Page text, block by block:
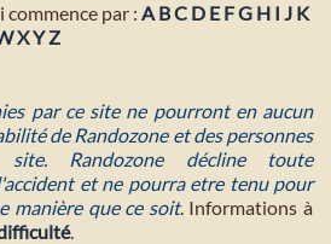
commence par : A BC D E FG H I J K
XYZ
par ce site ne pourront en aucun
de Randozone et des personnes
Randozone décline toute
et ne pourra etre tenu pour
manière que ce soit. Informations à
.